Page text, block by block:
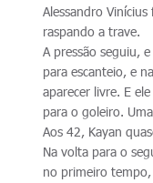
Alessandro
raspando a trave.
A pressão seguiu,
para escanteio, e
aparecer livre. E
para o goleiro.
Aos 42, Kayan
Na volta para o
no primeiro